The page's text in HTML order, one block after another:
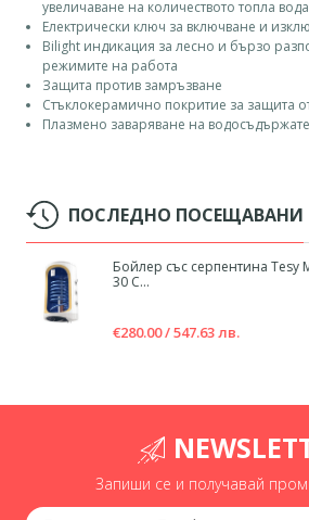
увеличаване на количеството топла
Електрически ключ за включване и
Bilight индикация за лесно и бързо
режимите на работа
Защита против замръзване
Стъклокерамично покритие за защита
Плазмено заваряване на
ПОСЛЕДНО ПОСЕЩАВАНИ
Бойлер със серпентина Tesy
30 C...
€280.00 / 547.63 лв.
Запиши се и получавай